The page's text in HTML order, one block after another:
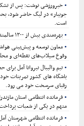
خبرورزشی نوشت: پس از
جویبار» در لیگ حاضر شود،
است.
بهره‌مندی بیش از ۱۳۰۰ سالمند مازندرانی از خدمات ویژه بهزیستی
معاون توسعه و پیش‌بینی
وقوع سیلاب‌های نقطه‌ای و
تیم والیبال نیروانا آمل
رقبای سرسخت خود می رود.
متهم در یکی از شعبات
فرمانده انتظامی شهرستان